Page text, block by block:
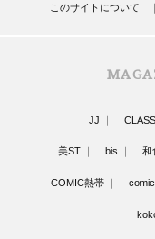
このサイトについて
JJ
美ST bis 和
COMIC熱帯